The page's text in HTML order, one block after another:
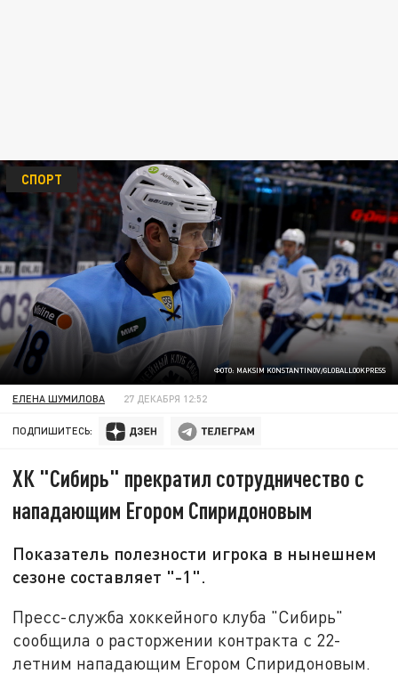
ФОТО: MAKSIM KONSTANTINOV/GLOBALLOOKPRESS
СПОРТ
ЕЛЕНА ШУМИЛОВА 27 ДЕКАБРЯ 12:52
ПОДПИШИТЕСЬ:
ХК "Сибирь" прекратил сотрудничество с
нападающим Егором Спиридоновым
Показатель полезности игрока в нынешнем
сезоне составляет "-1".
Пресс-служба хоккейного клуба "Сибирь"
сообщила о расторжении контракта с 22-
летним нападающим Егором Спиридоновым.